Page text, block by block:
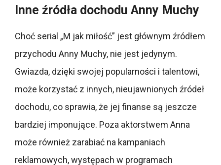
Inne źródła dochodu Anny Muchy
Choć serial „M jak miłość” jest głównym źródłem
przychodu Anny Muchy, nie jest jedynym.
Gwiazda, dzięki swojej popularności i talentowi,
może korzystać z innych, nieujawnionych źródeł
dochodu, co sprawia, że jej finanse są jeszcze
bardziej imponujące. Poza aktorstwem Anna
może również zarabiać na kampaniach
reklamowych, występach w programach